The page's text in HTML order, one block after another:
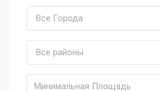
Все Города
Все районы